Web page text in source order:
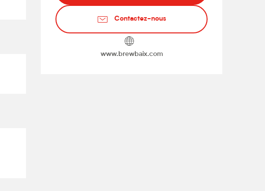
Contactez-nous
www.brewbaix.com